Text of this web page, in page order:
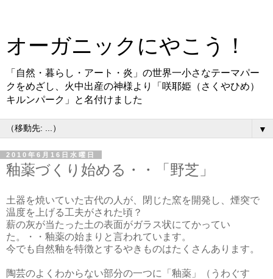
オーガニックにやこう！
「自然・暮らし・アート・炎」の世界一小さなテーマパー
クをめざし、火中出産の神様より「咲耶姫（さくやひめ）
キルンパーク」と名付けました
▼
2010年6月16日水曜日
釉薬づくり始める・・「野芝」
土器を焼いていた古代の人が、閉じた窯を開発し、煙突で
温度を上げる工夫がされた頃？
薪の灰が当たった土の表面がガラス状にてかってい
た。・・釉薬の始まりと言われています。
今でも自然釉を特徴とするやきものはたくさんあります。
陶芸のよくわからない部分の一つに「釉薬」（うわぐす